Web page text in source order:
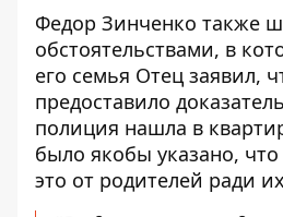
Федор Зинченко также
обстоятельствами, в
его семья Отец заявил,
предоставило
полиция нашла в
было якобы указано,
это от родителей ради